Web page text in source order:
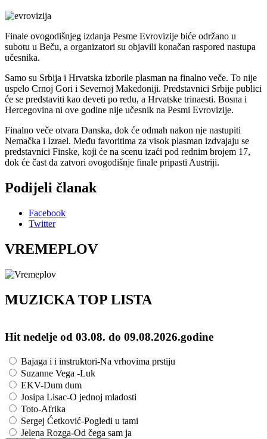
Slika
Finale ovogodišnjeg izdanja Pesme Evrovizije biće održano u
subotu u Beču, a organizatori su objavili konačan raspored nastupa
učesnika.
Samo su Srbija i Hrvatska izborile plasman na finalno veče. To nije
uspelo Crnoj Gori i Severnoj Makedoniji. Predstavnici Srbije publici
će se predstaviti kao deveti po redu, a Hrvatske trinaesti. Bosna i
Hercegovina ni ove godine nije učesnik na Pesmi Evrovizije.
Finalno veče otvara Danska, dok će odmah nakon nje nastupiti
Nemačka i Izrael. Među favoritima za visok plasman izdvajaju se
predstavnici Finske, koji će na scenu izaći pod rednim brojem 17,
dok će čast da zatvori ovogodišnje finale pripasti Austriji.
Podijeli članak
Facebook
Twitter
VREMEPLOV
MUZICKA TOP LISTA
Hit nedelje od 03.08. do 09.08.2026.godine
OpcijeBajaga i i instruktori-Na vrhovima prstiju
Suzanne Vega -Luk
EKV-Dum dum
Josipa Lisac-O jednoj mladosti
Toto-Afrika
Sergej Ćetković-Pogledi u tami
Jelena Rozga-Od čega sam ja